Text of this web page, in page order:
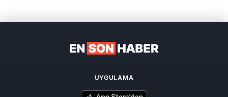
UYGULAMA